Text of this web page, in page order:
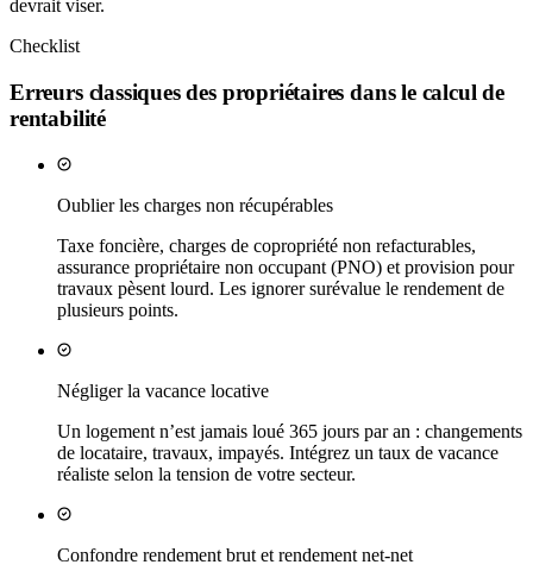
devrait viser.
Checklist
Erreurs classiques des propriétaires dans le calcul de
rentabilité
Oublier les charges non récupérables
Taxe foncière, charges de copropriété non refacturables,
assurance propriétaire non occupant (PNO) et provision pour
travaux pèsent lourd. Les ignorer surévalue le rendement de
plusieurs points.
Négliger la vacance locative
Un logement n’est jamais loué 365 jours par an : changements
de locataire, travaux, impayés. Intégrez un taux de vacance
réaliste selon la tension de votre secteur.
Confondre rendement brut et rendement net-net